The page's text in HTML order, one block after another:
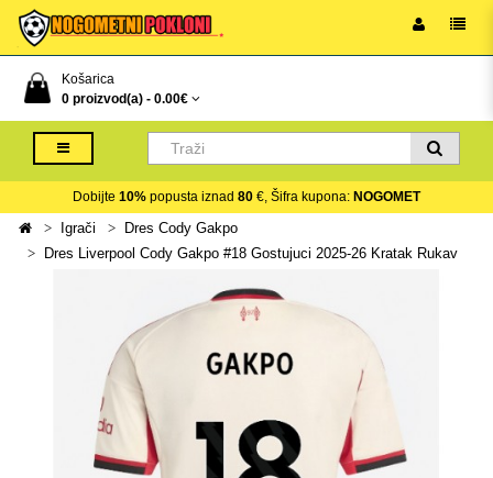
Košarica
0 proizvod(a) - 0.00€
Dobijte 10% popusta iznad 80 €, Šifra kupona: NOGOMET
Igrači
Dres Cody Gakpo
Dres Liverpool Cody Gakpo #18 Gostujuci 2025-26 Kratak Rukav